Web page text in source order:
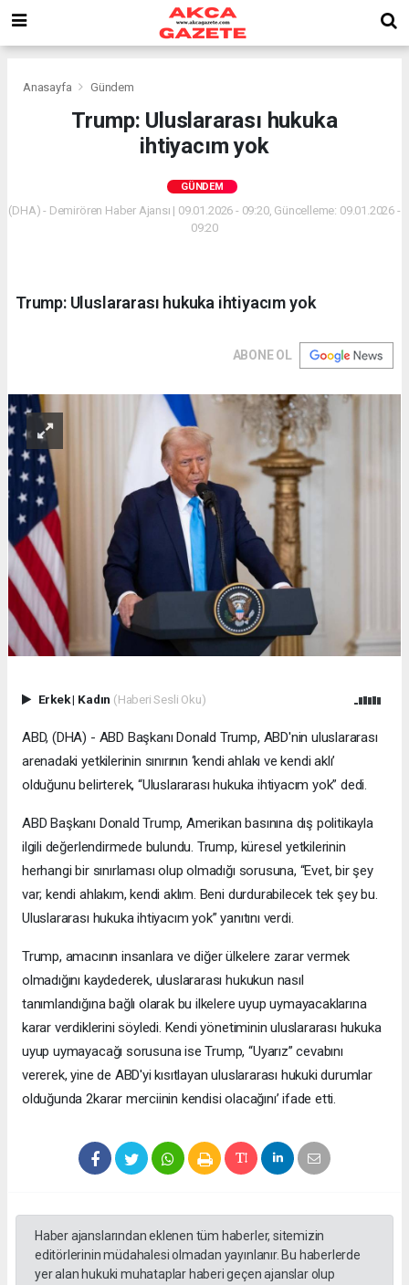
Anasayfa Gündem
Trump: Uluslararası hukuka
ihtiyacım yok
GÜNDEM
(DHA) - Demirören Haber Ajansı | 09.01.2026 - 09:20, Güncelleme: 09.01.2026 -
09:20
Trump: Uluslararası hukuka ihtiyacım yok
ABONE OL
Erkek| Kadın (Haberi Sesli Oku)
ABD, (DHA) - ABD Başkanı Donald Trump, ABD'nin uluslararası
arenadaki yetkilerinin sınırının ‘kendi ahlakı ve kendi aklı’
olduğunu belirterek, “Uluslararası hukuka ihtiyacım yok” dedi.
ABD Başkanı Donald Trump, Amerikan basınına dış politikayla
ilgili değerlendirmede bulundu. Trump, küresel yetkilerinin
herhangi bir sınırlaması olup olmadığı sorusuna, “Evet, bir şey
var; kendi ahlakım, kendi aklım. Beni durdurabilecek tek şey bu.
Uluslararası hukuka ihtiyacım yok” yanıtını verdi.
Trump, amacının insanlara ve diğer ülkelere zarar vermek
olmadığını kaydederek, uluslararası hukukun nasıl
tanımlandığına bağlı olarak bu ilkelere uyup uymayacaklarına
karar verdiklerini söyledi. Kendi yönetiminin uluslararası hukuka
uyup uymayacağı sorusuna ise Trump, “Uyarız” cevabını
vererek, yine de ABD'yi kısıtlayan uluslararası hukuki durumlar
olduğunda 2karar merciinin kendisi olacağını’ ifade etti.
Haber ajanslarından eklenen tüm haberler, sitemizin
editörlerinin müdahalesi olmadan yayınlanır. Bu haberlerde
yer alan hukuki muhataplar haberi geçen ajanslar olup